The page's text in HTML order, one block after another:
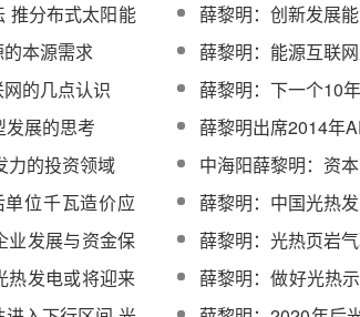
推分布式太阳能
薛黎明：创新发展
本源需求
薛黎明：能源互联
的几点认识
薛黎明：下一个10
展的思考
薛黎明出席2014年
力的投资领域
中海阳薛黎明：资
位千瓦造价应
薛黎明：中国光热
业发展与资金保
薛黎明：光热页岩
热发电或将迎来
薛黎明：做好光热
根基